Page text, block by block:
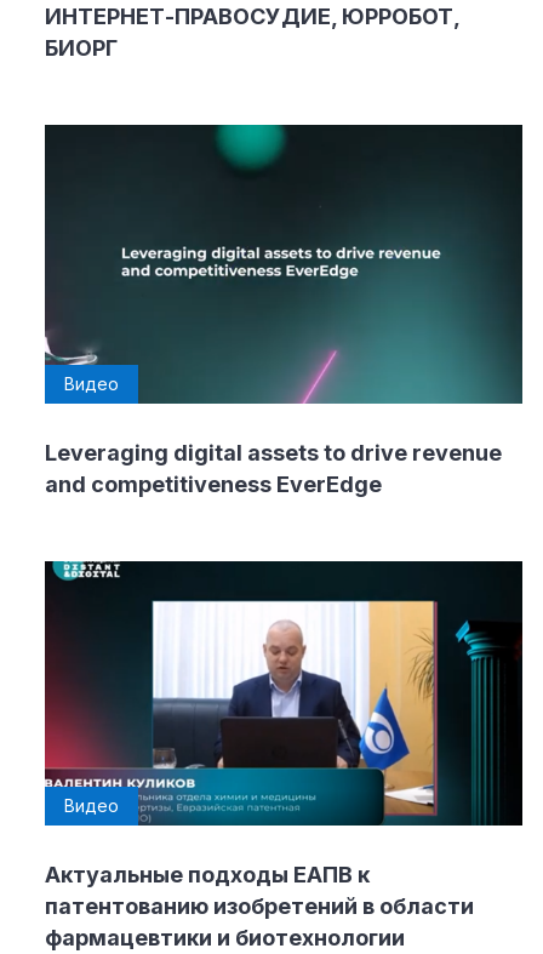
ИНТЕРНЕТ-ПРАВОСУДИЕ, ЮРРОБОТ,
БИОРГ
Видео
Leveraging digital assets to drive revenue
and competitiveness EverEdge
Видео
Актуальные подходы ЕАПВ к
патентованию изобретений в области
фармацевтики и биотехнологии